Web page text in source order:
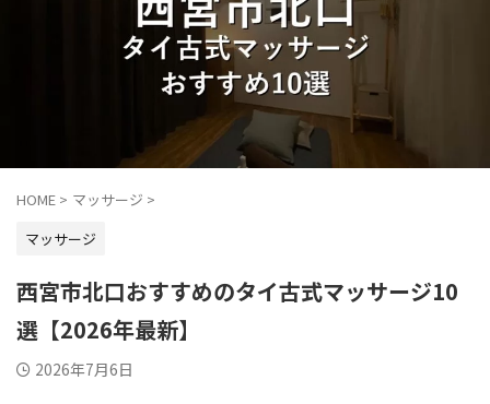
HOME > マッサージ >
マッサージ
西宮市北口おすすめのタイ古式マッサージ10
選【2026年最新】
2026年7月6日